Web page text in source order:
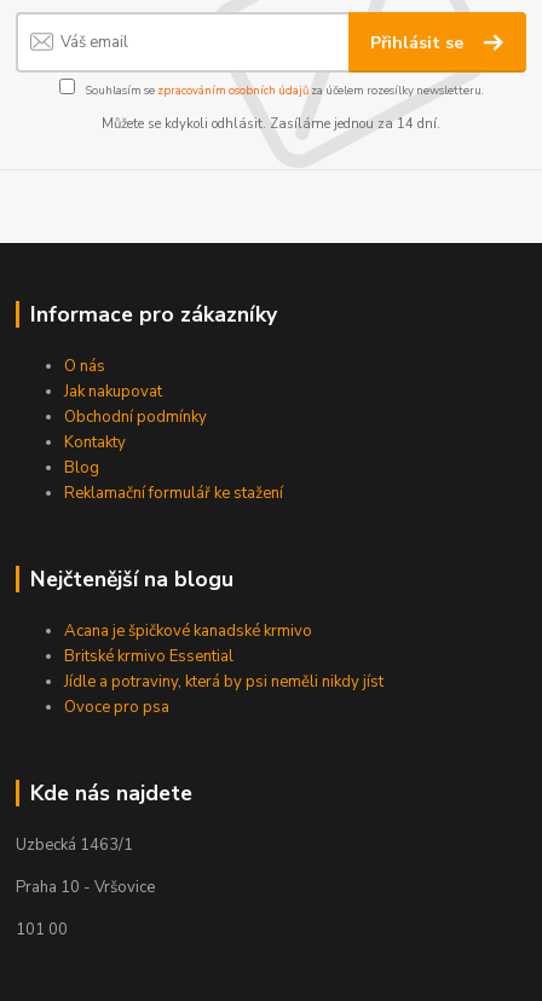
Přihlásit se
Souhlasím se zpracováním osobních údajůza účelem rozesílky newsletteru.
Můžete se kdykoli odhlásit. Zasíláme jednou za 14 dní.
Informace pro zákazníky
O nás
Jak nakupovat
Obchodní podmínky
Kontakty
Blog
Reklamační formulář ke stažení
Nejčtenější na blogu
Acana je špičkové kanadské krmivo
Britské krmivo Essential
Jídle a potraviny, která by psi neměli nikdy jíst
Ovoce pro psa
Kde nás najdete
Uzbecká 1463/1
Praha 10 - Vršovice
101 00